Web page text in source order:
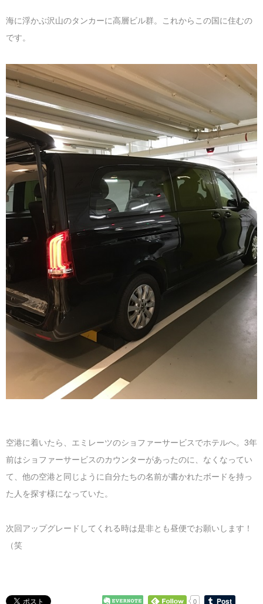
海に浮かぶ沢山のタンカーに高層ビル群。これからこの国に住むの
です。
空港に着いたら、エミレーツのショファーサービスでホテルへ。3年
前はショファーサービスのカウンターがあったのに、なくなってい
て、他の空港と同じように自分たちの名前が書かれたボードを持っ
た人を探す様になっていた。
次回アップグレードしてくれる時は是非とも昼便でお願いします！
（笑
0